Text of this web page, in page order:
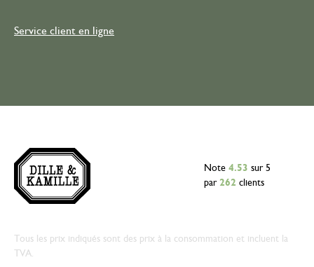
Service client en ligne
Note 4.53 sur 5
par 262 clients
Tous les prix indiqués sont des prix à la consommation et incluent la
TVA.